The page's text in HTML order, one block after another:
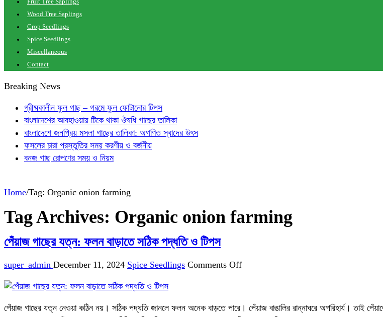
Fruit Tree Saplings
Wood Tree Saplings
Crop Seedlings
Spice Seedlings
Miscellaneous
Contact
Breaking News
গ্রীষ্মকালীন ফুল গাছ – গরমে ফুল ফোটানোর টিপস
বাংলাদেশের আবহাওয়ায় টিকে থাকা ঔষধি গাছের তালিকা
বাংলাদেশে জনপ্রিয় মসলা গাছের তালিকা: অগণিত স্বাদের উৎস
ফসলের চারা প্রস্তুতির সময় করণীয় ও বর্জনীয়
বনজ গাছ রোপণের সময় ও নিয়ম
Home/Tag: Organic onion farming
Tag Archives: Organic onion farming
পেঁয়াজ গাছের যত্ন: ফলন বাড়াতে সঠিক পদ্ধতি ও টিপস
super_admin December 11, 2024 Spice Seedlings Comments Offon
যত্ন:
ফলন
পেঁয়াজ গাছের যত্ন নেওয়া কঠিন নয়। সঠিক পদ্ধতি জানলে ফলন অনেক বাড়তে পারে। পেঁয়াজ বাঙালির রান্নাঘরে অপরিহার্য। তাই